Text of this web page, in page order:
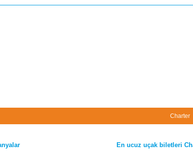
Charter
En ucuz uçak biletleri